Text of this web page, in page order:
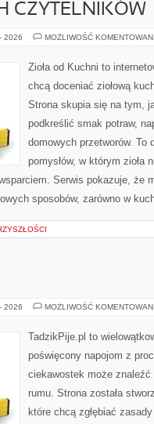
CZYTELNIKÓW
2026 MOŻLIWOŚĆ
Zioła od Kuchni to
chcą doceniać ziołową
Strona skupia się na tym,
podkreślić smak potraw,
domowych przetworów. To
pomysłów, w którym zioła
Serwis pokazuje, że
sposobów, zarówno w
2026 MOŻLIWOŚĆ
TadzikPije.pl to
poświęcony napojom z
ciekawostek może
rumu. Strona została
które chcą zgłębiać